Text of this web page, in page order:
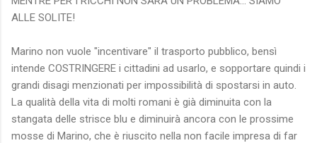
ALLE SOLITE!
Marino non vuole "incentivare" il trasporto pubblico, bensì
intende COSTRINGERE i cittadini ad usarlo, e sopportare quindi i
grandi disagi menzionati per impossibilità di spostarsi in auto.
La qualità della vita di molti romani è già diminuita con la
stangata delle strisce blu e diminuirà ancora con le prossime
mosse di Marino, che è riuscito nella non facile impresa di far